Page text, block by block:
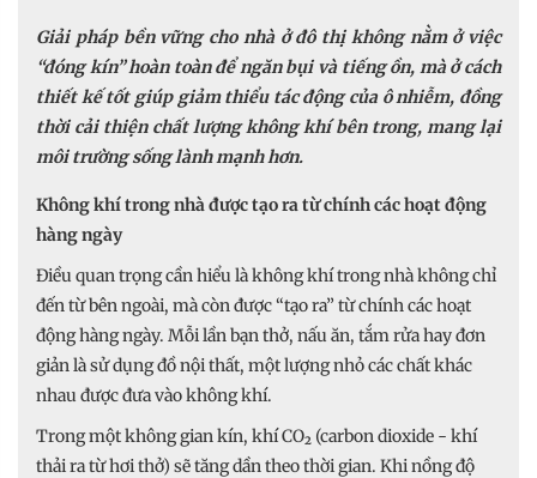
Giải pháp bền vững cho nhà ở đô thị không nằm ở việc
“đóng kín” hoàn toàn để ngăn bụi và tiếng ồn, mà ở cách
thiết kế tốt giúp giảm thiểu tác động của ô nhiễm, đồng
thời cải thiện chất lượng không khí bên trong, mang lại
môi trường sống lành mạnh hơn.
Không khí trong nhà được tạo ra từ chính các hoạt động
hàng ngày
Điều quan trọng cần hiểu là không khí trong nhà không chỉ
đến từ bên ngoài, mà còn được “tạo ra” từ chính các hoạt
động hàng ngày. Mỗi lần bạn thở, nấu ăn, tắm rửa hay đơn
giản là sử dụng đồ nội thất, một lượng nhỏ các chất khác
nhau được đưa vào không khí.
Trong một không gian kín, khí CO₂ (carbon dioxide - khí
thải ra từ hơi thở) sẽ tăng dần theo thời gian. Khi nồng độ